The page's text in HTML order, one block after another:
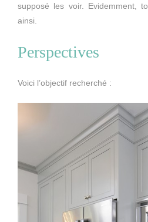
supposé les voir. Evidemment,
ainsi.
Perspectives
Voici l’objectif recherché :